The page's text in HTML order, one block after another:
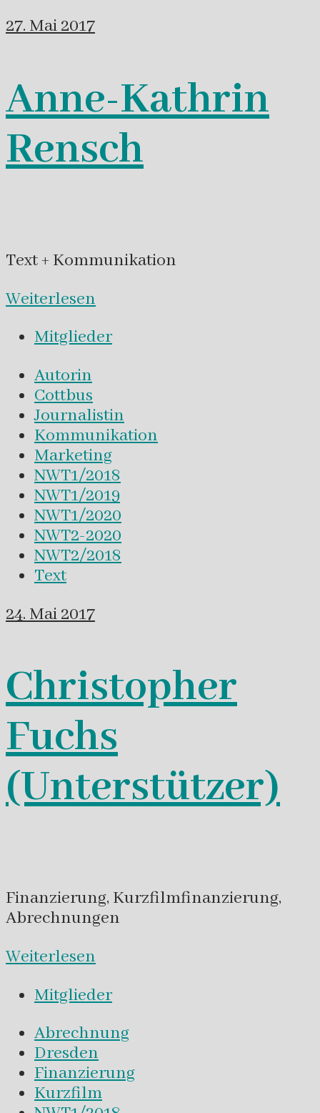
27. Mai 2017
Anne-Kathrin
Rensch
Text + Kommunikation
Weiterlesen
Mitglieder
Autorin
Cottbus
Journalistin
Kommunikation
Marketing
NWT1/2018
NWT1/2019
NWT1/2020
NWT2-2020
NWT2/2018
Text
24. Mai 2017
Christopher
Fuchs
(Unterstützer)
Finanzierung, Kurzfilmfinanzierung,
Abrechnungen
Weiterlesen
Mitglieder
Abrechnung
Dresden
Finanzierung
Kurzfilm